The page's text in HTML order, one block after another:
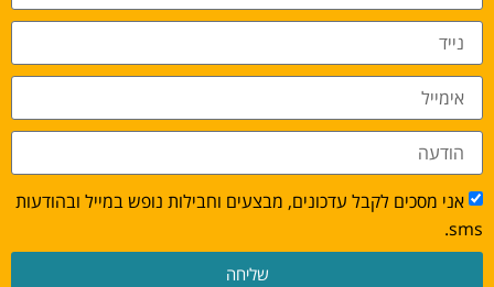
אני מסכים לקבל עדכונים, מבצעים וחבילות נופש במייל ובהודעות
sms.
שליחה